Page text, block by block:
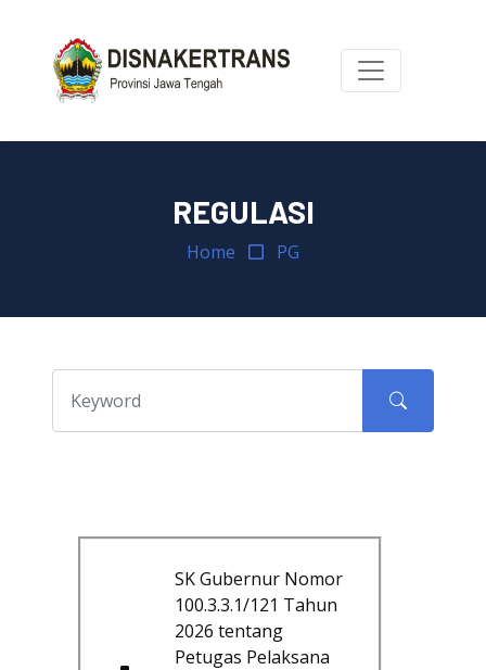
REGULASI
Home PG
SK Gubernur Nomor
100.3.3.1/121 Tahun
2026 tentang
Petugas Pelaksana